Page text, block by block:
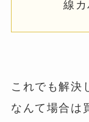
線カ
これでも解決
なんて場合は